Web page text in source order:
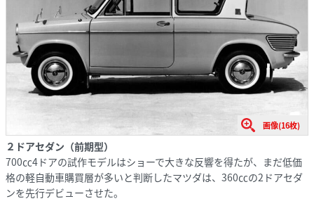
画像(16枚)
２ドアセダン（前期型）
700㏄4ドアの試作モデルはショーで大きな反響を得たが、まだ低価
格の軽自動車購買層が多いと判断したマツダは、360㏄の2ドアセダ
ンを先行デビューさせた。